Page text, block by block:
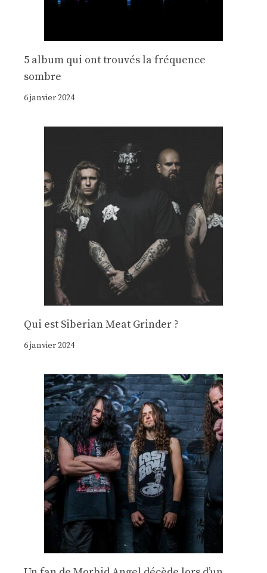
5 album qui ont trouvés la fréquence
sombre
6 janvier 2024
Qui est Siberian Meat Grinder ?
6 janvier 2024